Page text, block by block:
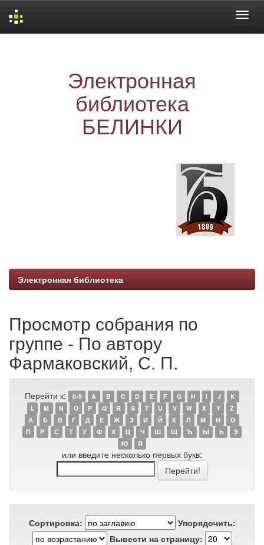
Электронная
библиотека
БЕЛИНКИ
Электронная библиотека
Просмотр собрания по
группе - По автору
Фармаковский, С. П.
Перейти к: 0-9 A B C D E F G H I J
K
L
M N O P Q R S T U V W X Y
Z
А
Б В Г Д Е Ж З И Й К Л М Н
О
П
Р С Т У Ф Х Ц Ч Ш Щ Ъ Ы Ь
Э
Ю
Я
или введите несколько первых букв:
Сортировка:
Упорядочить:
Вывести на страницу: